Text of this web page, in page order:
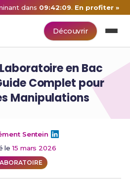
dans 09:42:08. En profiter »
Découvrir
en Bac
Complet pour
Manipulations
Sentein
le15 mars 2026